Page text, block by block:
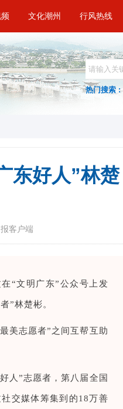
文化潮州 行风热线
热门搜索 :
东好人”林楚
客户端
“文明广东”公众号上发
”林楚彬。
美志愿者”之间互帮互助
人”志愿者，第八届全国
交媒体筹集到的18万善